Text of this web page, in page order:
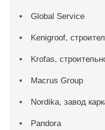
Global Service
Kenigroof,
Krofas,
Macrus Group
Nordika, завод
Pandora